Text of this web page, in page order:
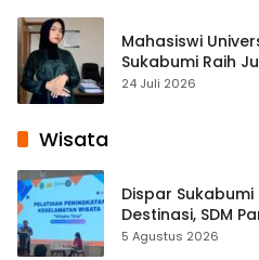
Mahasiswi
Sukabumi Raih
Pembelajaran
24 Juli 2026
Wisata
Dispar
Destinasi, SDM
hingga Teknik
5 Agustus 2026